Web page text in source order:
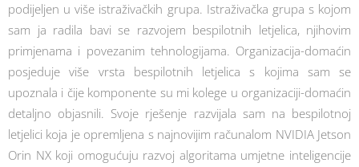
podijeljen u više istraživačkih grupa. Istraživačka grupa s kojom
sam ja radila bavi se razvojem bespilotnih letjelica, njihovim
primjenama i povezanim tehnologijama. Organizacija-domaćin
posjeduje više vrsta bespilotnih letjelica s kojima sam se
upoznala i čije komponente su mi kolege u organizaciji-domaćin
detaljno objasnili. Svoje rješenje razvijala sam na bespilotnoj
letjelici koja je opremljena s najnovijim računalom NVIDIA Jetson
Orin NX koji omogućuju razvoj algoritama umjetne inteligencije